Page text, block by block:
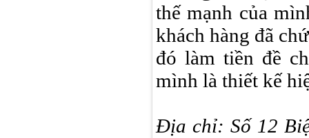
thế mạnh của
khách hàng đã
đó làm tiền đề
mình là thiết kế
Địa chỉ: Số 12